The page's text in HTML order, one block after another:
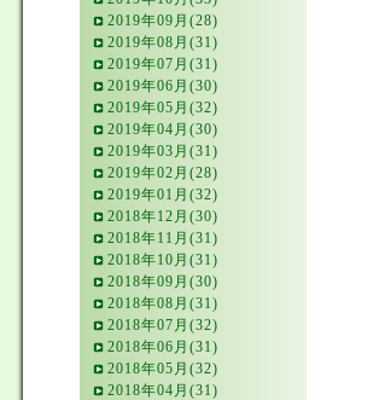
2019年09月(28)
2019年08月(31)
2019年07月(31)
2019年06月(30)
2019年05月(32)
2019年04月(30)
2019年03月(31)
2019年02月(28)
2019年01月(32)
2018年12月(30)
2018年11月(31)
2018年10月(31)
2018年09月(30)
2018年08月(31)
2018年07月(32)
2018年06月(31)
2018年05月(32)
2018年04月(31)